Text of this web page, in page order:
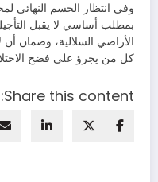
وفي انتظار الحسم النهائي
بمطلب أساسي لا يقبل
الأراضي السلالية، وضمان
كل من يجرؤ على فضح
Share this content: